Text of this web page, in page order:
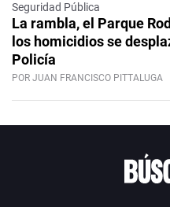
Seguridad Pública
La rambla, el Parque
los homicidios se
Policía
POR JUAN FRANCISCO PITTALUGA